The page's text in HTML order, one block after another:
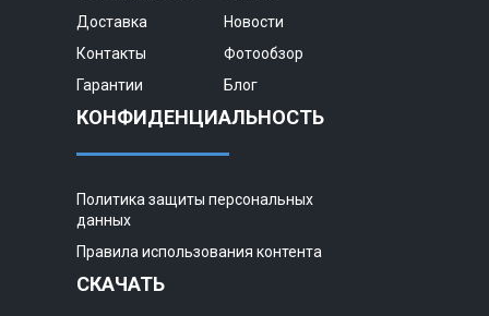
Доставка
Новости
Контакты
Фотообзор
Гарантии
Блог
КОНФИДЕНЦИАЛЬНОСТЬ
Политика защиты персональных
данных
Правила использования контента
СКАЧАТЬ